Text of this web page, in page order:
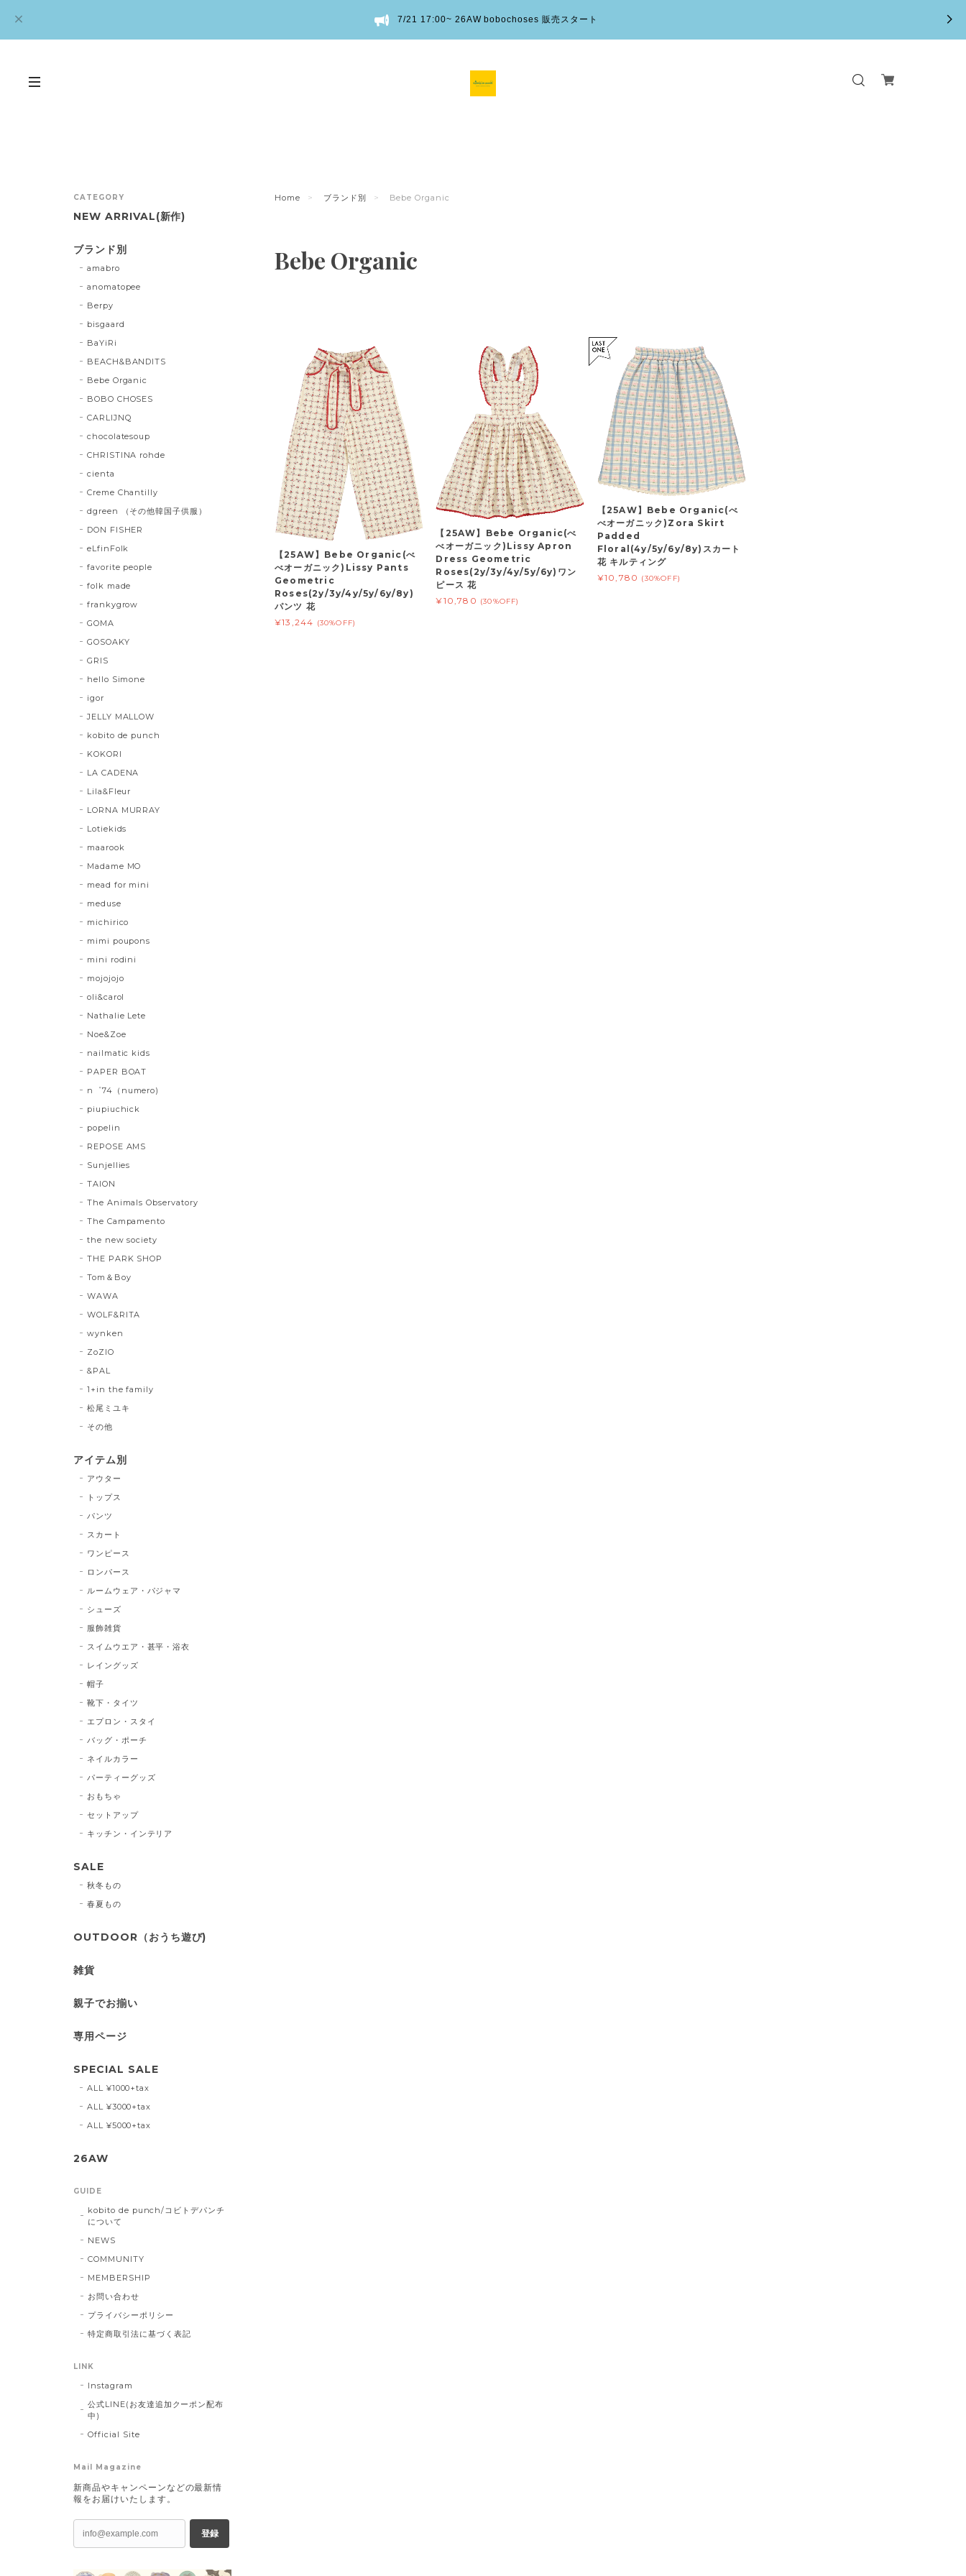
7/21 17:00~ 26AW bobochoses 販売スタート
Home ブランド別 Bebe Organic
Bebe Organic
【25AW】Bebe Organic(べ
べオーガニック)Lissy Pants
Geometric
Roses(2y/3y/4y/5y/6y/8y)
パンツ 花
¥13,244 (30%OFF)
【25AW】Bebe Organic(べ
べオーガニック)Lissy Apron
Dress Geometric
Roses(2y/3y/4y/5y/6y)ワン
ピース 花
¥10,780 (30%OFF)
【25AW】Bebe Organic(べ
べオーガニック)Zora Skirt
Padded
Floral(4y/5y/6y/8y)スカート
花 キルティング
¥10,780 (30%OFF)
CATEGORY
NEW ARRIVAL(新作)
ブランド別
amabro
anomatopee
Berpy
bisgaard
BaYiRi
BEACH&BANDITS
Bebe Organic
BOBO CHOSES
CARLIJNQ
chocolatesoup
CHRISTINA rohde
cienta
Creme Chantilly
dgreen （その他韓国子供服）
DON FISHER
eLfinFolk
favorite people
folk made
frankygrow
GOMA
GOSOAKY
GRIS
hello Simone
igor
JELLY MALLOW
kobito de punch
KOKORI
LA CADENA
Lila&Fleur
LORNA MURRAY
Lotiekids
maarook
Madame MO
mead for mini
meduse
michirico
mimi poupons
mini rodini
mojojojo
oli&carol
Nathalie Lete
Noe&Zoe
nailmatic kids
PAPER BOAT
n゜74（numero)
piupiuchick
popelin
REPOSE AMS
Sunjellies
TAION
The Animals Observatory
The Campamento
the new society
THE PARK SHOP
Tom＆Boy
WAWA
WOLF&RITA
wynken
ZoZIO
&PAL
1+in the family
松尾ミユキ
その他
アイテム別
アウター
トップス
パンツ
スカート
ワンピース
ロンパース
ルームウェア・パジャマ
シューズ
服飾雑貨
スイムウエア・甚平・浴衣
レイングッズ
帽子
靴下・タイツ
エプロン・スタイ
バッグ・ポーチ
ネイルカラー
パーティーグッズ
おもちゃ
セットアップ
キッチン・インテリア
SALE
秋冬もの
春夏もの
OUTDOOR（おうち遊び)
雑貨
親子でお揃い
専用ページ
SPECIAL SALE
ALL ¥1000+tax
ALL ¥3000+tax
ALL ¥5000+tax
26AW
GUIDE
kobito de punch/コビトデパンチ
について
NEWS
COMMUNITY
MEMBERSHIP
お問い合わせ
プライバシーポリシー
特定商取引法に基づく表記
LINK
Instagram
公式LINE(お友達追加クーポン配布
中)
Official Site
Mail Magazine
新商品やキャンペーンなどの最新情
報をお届けいたします。
登録